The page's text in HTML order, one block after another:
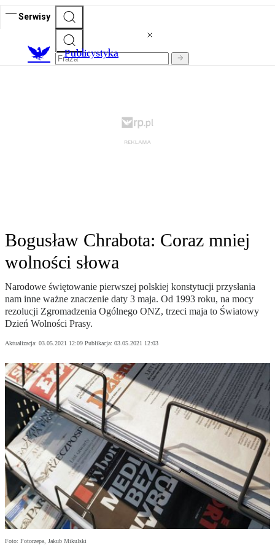
Serwisy
Publicystyka
Bogusław Chrabota: Coraz mniej
wolności słowa
Narodowe świętowanie pierwszej polskiej konstytucji przysłania
nam inne ważne znaczenie daty 3 maja. Od 1993 roku, na mocy
rezolucji Zgromadzenia Ogólnego ONZ, trzeci maja to Światowy
Dzień Wolności Prasy.
Aktualizacja: 03.05.2021 12:09 Publikacja: 03.05.2021 12:03
Foto: Fotorzepa, Jakub Mikulski